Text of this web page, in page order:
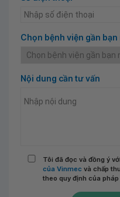
Chọn bệnh viện gần bạn
Nội dung cần tư vấn
Tôi đã đọc và đồng ý với
của Vinmec và chấp
theo quy định của pháp